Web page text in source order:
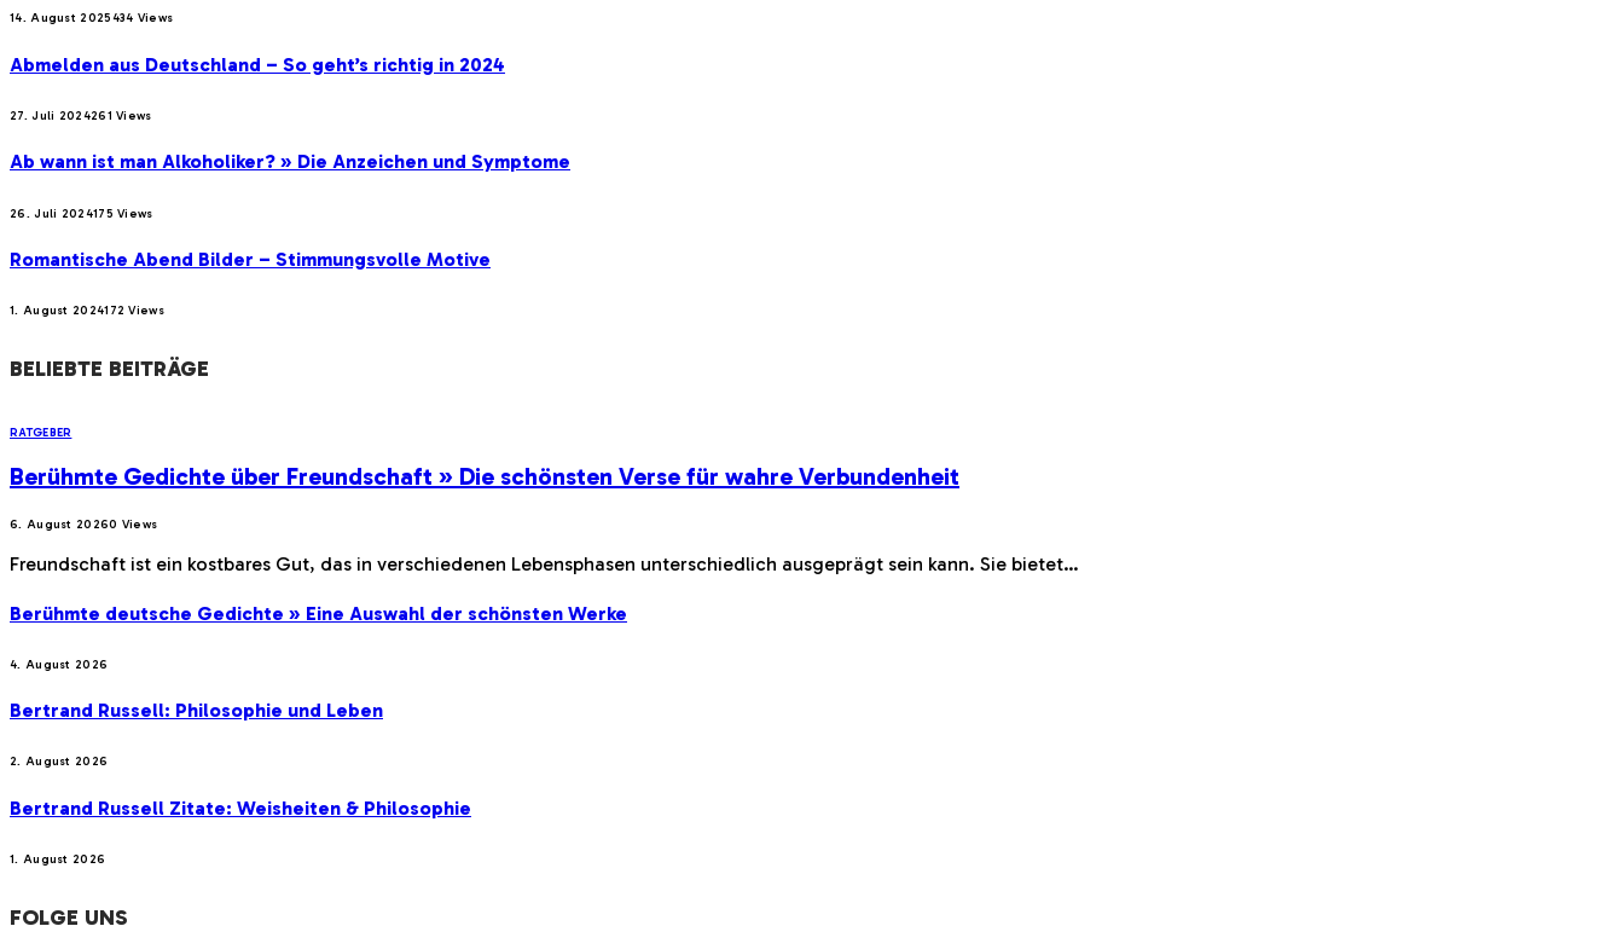
14. August 2025434 Views
Abmelden aus Deutschland – So geht’s richtig in 2024
27. Juli 2024261Views
Ab wann ist man Alkoholiker? » Die Anzeichen und Symptome
26. Juli 2024175Views
Romantische Abend Bilder – Stimmungsvolle Motive
1. August 2024172Views
BELIEBTE BEITRÄGE
RATGEBER
Berühmte Gedichte über Freundschaft » Die schönsten Verse für wahre Verbundenheit
6. August 20260 Views
Freundschaft ist ein kostbares Gut, das in verschiedenen Lebensphasen unterschiedlich ausgeprägt sein kann. Sie bietet…
Berühmte deutsche Gedichte » Eine Auswahl der schönsten Werke
4. August 2026
Bertrand Russell: Philosophie und Leben
2. August 2026
Bertrand Russell Zitate: Weisheiten & Philosophie
1. August 2026
FOLGE UNS